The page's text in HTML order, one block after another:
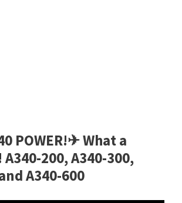
POWER!✈ What a
A340-200, A340-300,
A340-600